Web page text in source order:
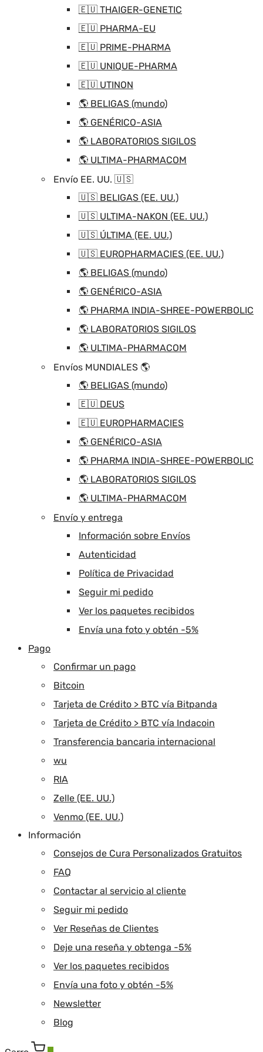
🇪🇺 THAIGER-GENETIC
🇪🇺 PHARMA-EU
🇪🇺 PRIME-PHARMA
🇪🇺 UNIQUE-PHARMA
🇪🇺 UTINON
🌎 BELIGAS (mundo)
🌎 GENÉRICO-ASIA
🌎 LABORATORIOS SIGILOS
🌎 ULTIMA-PHARMACOM
Envío EE. UU. 🇺🇸
🇺🇸 BELIGAS (EE. UU.)
🇺🇸 ULTIMA-NAKON (EE. UU.)
🇺🇸 ÚLTIMA (EE. UU.)
🇺🇸 EUROPHARMACIES (EE. UU.)
🌎 BELIGAS (mundo)
🌎 GENÉRICO-ASIA
🌎 PHARMA INDIA-SHREE-POWERBOLIC
🌎 LABORATORIOS SIGILOS
🌎 ULTIMA-PHARMACOM
Envíos MUNDIALES 🌎
🌎 BELIGAS (mundo)
🇪🇺 DEUS
🇪🇺 EUROPHARMACIES
🌎 GENÉRICO-ASIA
🌎 PHARMA INDIA-SHREE-POWERBOLIC
🌎 LABORATORIOS SIGILOS
🌎 ULTIMA-PHARMACOM
Envío y entrega
Información sobre Envíos
Autenticidad
Política de Privacidad
Seguir mi pedido
Ver los paquetes recibidos
Envía una foto y obtén -5%
Pago
Confirmar un pago
Bitcoin
Tarjeta de Crédito > BTC vía Bitpanda
Tarjeta de Crédito > BTC vía Indacoin
Transferencia bancaria internacional
wu
RIA
Zelle (EE. UU.)
Venmo (EE. UU.)
Información
Consejos de Cura Personalizados Gratuitos
FAQ
Contactar al servicio al cliente
Seguir mi pedido
Ver Reseñas de Clientes
Deje una reseña y obtenga -5%
Ver los paquetes recibidos
Envía una foto y obtén -5%
Newsletter
Blog